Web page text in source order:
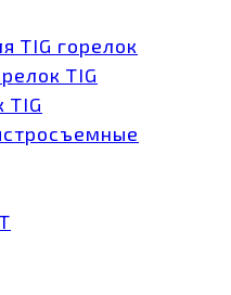
TIG горелок
TIG
TIG